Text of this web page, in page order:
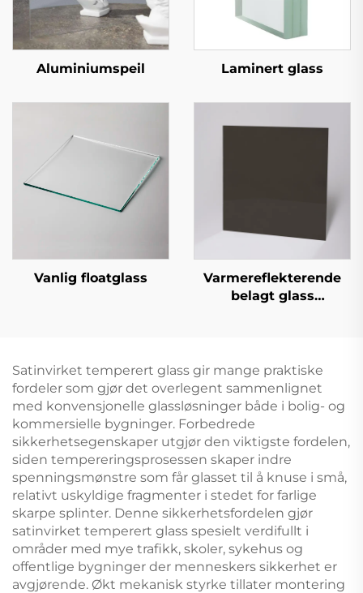
Aluminiumspeil Laminert glass
Vanlig floatglass
Varmereflekterende
belagt glass
Satinvirket temperert glass gir mange praktiske
fordeler som gjør det overlegent sammenlignet
med konvensjonelle glassløsninger både i bolig- og
kommersielle bygninger. Forbedrede
sikkerhetsegenskaper utgjør den viktigste fordelen,
siden tempereringsprosessen skaper indre
spenningsmønstre som får glasset til å knuse i små,
relativt uskyldige fragmenter i stedet for farlige
skarpe splinter. Denne sikkerhetsfordelen gjør
satinvirket temperert glass spesielt verdifullt i
områder med mye trafikk, skoler, sykehus og
offentlige bygninger der menneskers sikkerhet er
avgjørende. Økt mekanisk styrke tillater montering